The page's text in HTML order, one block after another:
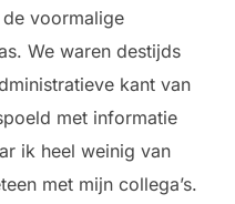
voormalige
We waren destijds
kant van
met informatie
ik heel weinig van
met mijn collega’s.